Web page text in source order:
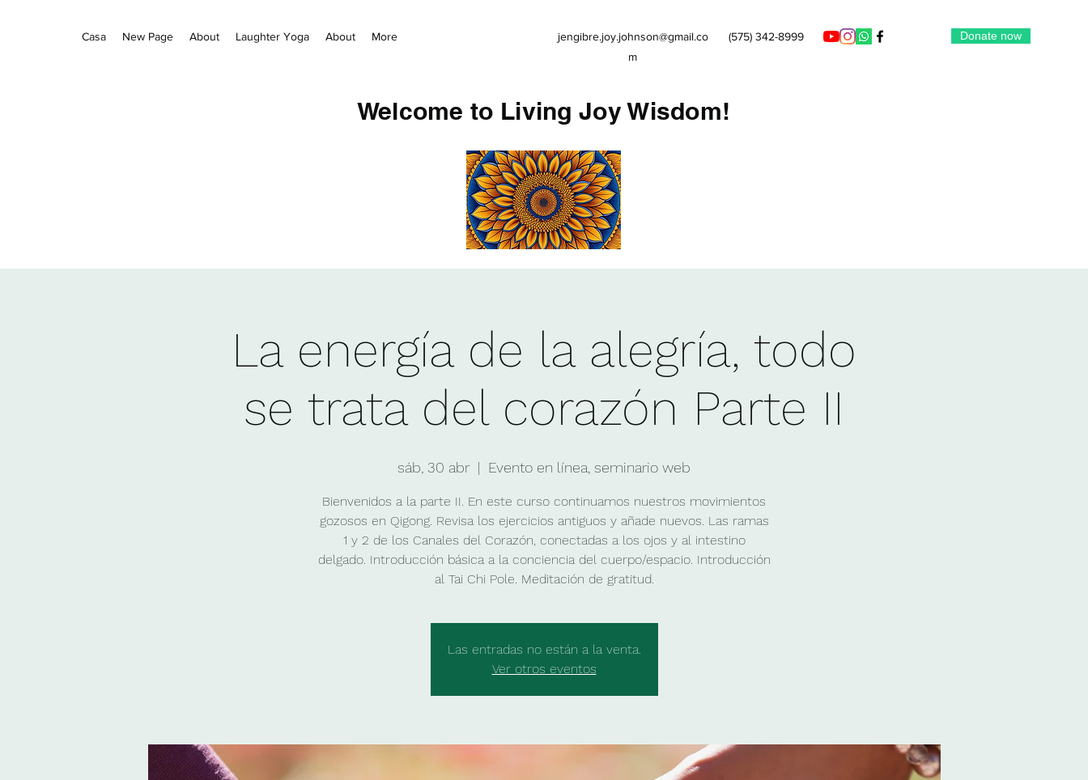
Casa New Page About Laughter Yoga About More
jengibre.joy.johnson@gmail.co
m
(575) 342-8999 Donate now
Welcome to Living Joy Wisdom!
La energía de la alegría, todo
se trata del corazón Parte II
sáb, 30 abr
  |
Evento en línea, seminario web
Bienvenidos a la parte II. En este curso continuamos nuestros movimientos
gozosos en Qigong. Revisa los ejercicios antiguos y añade nuevos. Las ramas
1 y 2 de los Canales del Corazón, conectadas a los ojos y al intestino
delgado. Introducción básica a la conciencia del cuerpo/espacio. Introducción
al Tai Chi Pole. Meditación de gratitud.
Las entradas no están a la venta.
Ver otros eventos